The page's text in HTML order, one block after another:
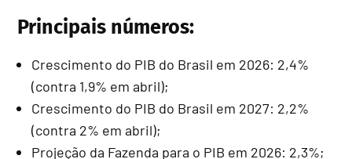
Principais números:
Crescimento do PIB do Brasil em 2026: 2,4%
(contra 1,9% em abril);
Crescimento do PIB do Brasil em 2027: 2,2%
(contra 2% em abril);
Projeção da Fazenda para o PIB em 2026: 2,3%;